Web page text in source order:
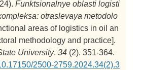
Funktsionalnye oblasti logisti
otraslevaya metodolo
areas of logistics in oil an
methodology and practice].
University. 34 (2). 351-364.
2500-2759.2024.34(2).3